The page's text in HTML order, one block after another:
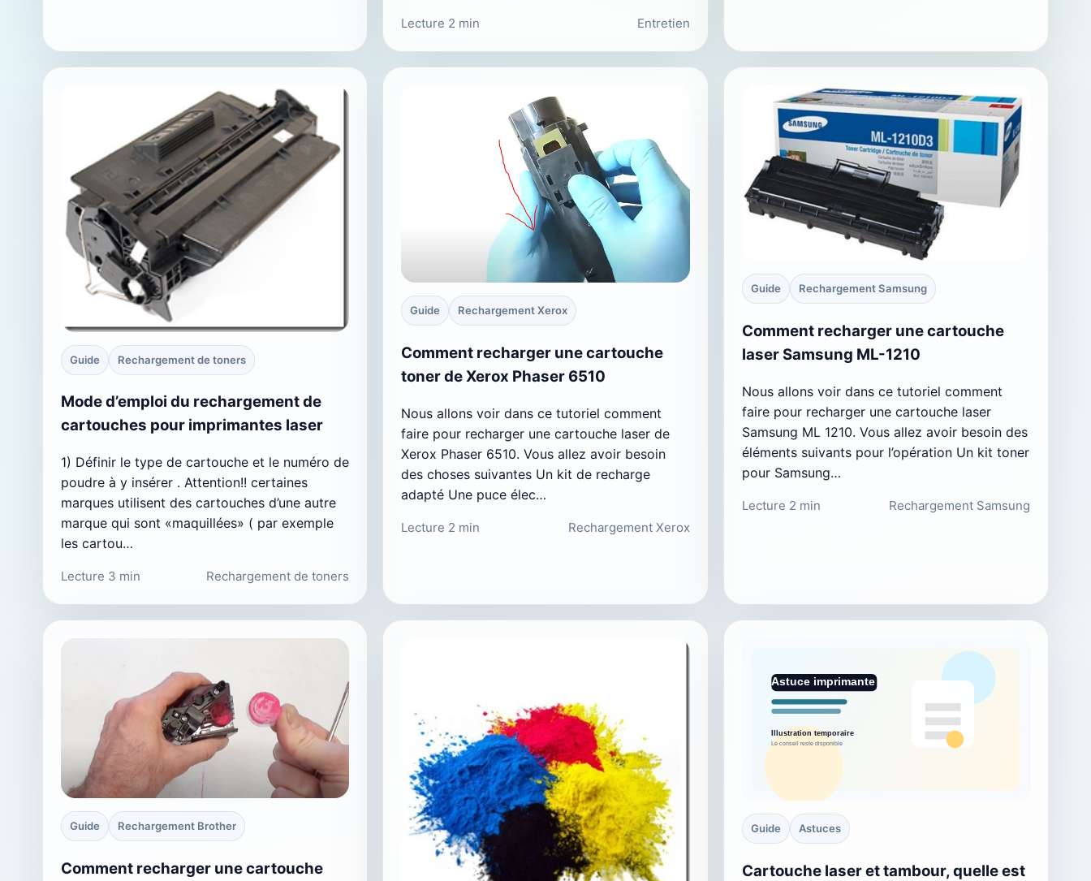
Lecture 2 min Entretien
Guide Rechargement de toners
Mode d’emploi du rechargement de
cartouches pour imprimantes laser
1) Définir le type de cartouche et le numéro de
poudre à y insérer . Attention!! certaines
marques utilisent des cartouches d’une autre
marque qui sont «maquillées» ( par exemple
les cartou…
Lecture 3 min Rechargement de toners
Guide Rechargement Xerox
Comment recharger une cartouche
toner de Xerox Phaser 6510
Nous allons voir dans ce tutoriel comment
faire pour recharger une cartouche laser de
Xerox Phaser 6510. Vous allez avoir besoin
des choses suivantes Un kit de recharge
adapté Une puce élec…
Lecture 2 min Rechargement Xerox
Guide Rechargement Samsung
Comment recharger une cartouche
laser Samsung ML-1210
Nous allons voir dans ce tutoriel comment
faire pour recharger une cartouche laser
Samsung ML 1210. Vous allez avoir besoin des
éléments suivants pour l’opération Un kit toner
pour Samsung…
Lecture 2 min Rechargement Samsung
Guide Rechargement Brother
Comment recharger une cartouche
Guide Astuces
Cartouche laser et tambour, quelle est